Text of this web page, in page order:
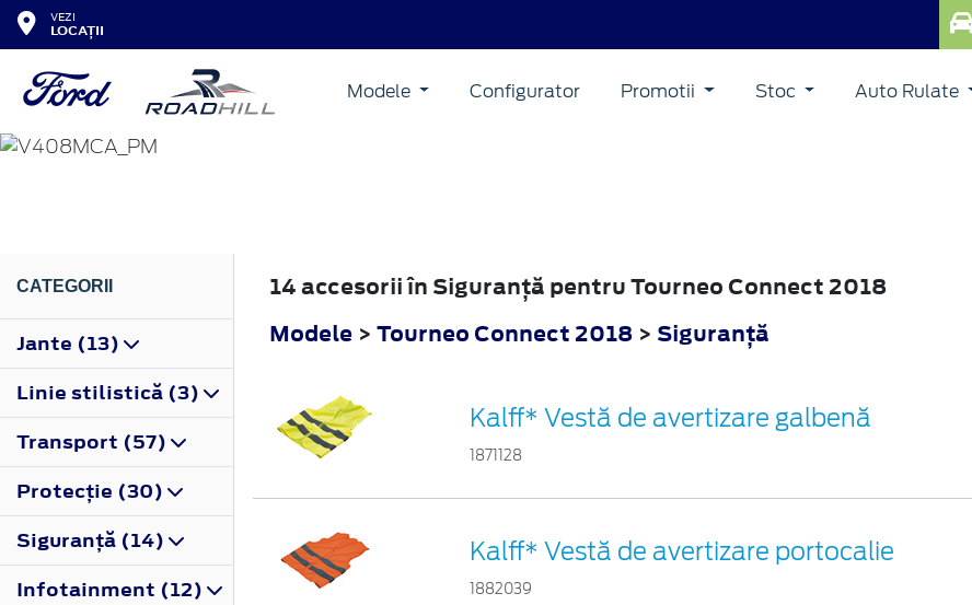
VEZI
LOCAȚII
Modele Configurator Promotii Stoc Auto Rulate
TOURNEO CONNECT
CATEGORII
Jante (13)
Linie stilistică (3)
Transport (57)
Protecţie (30)
Siguranţă (14)
Infotainment (12)
14 accesorii în Siguranţă pentru Tourneo Connect 2018
Modele > Tourneo Connect 2018 > Siguranţă
Kalff* Vestă de avertizare galbenă
1871128
Kalff* Vestă de avertizare portocalie
1882039